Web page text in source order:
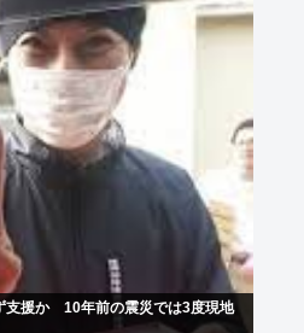
支援か 10年前の震災では3度現地